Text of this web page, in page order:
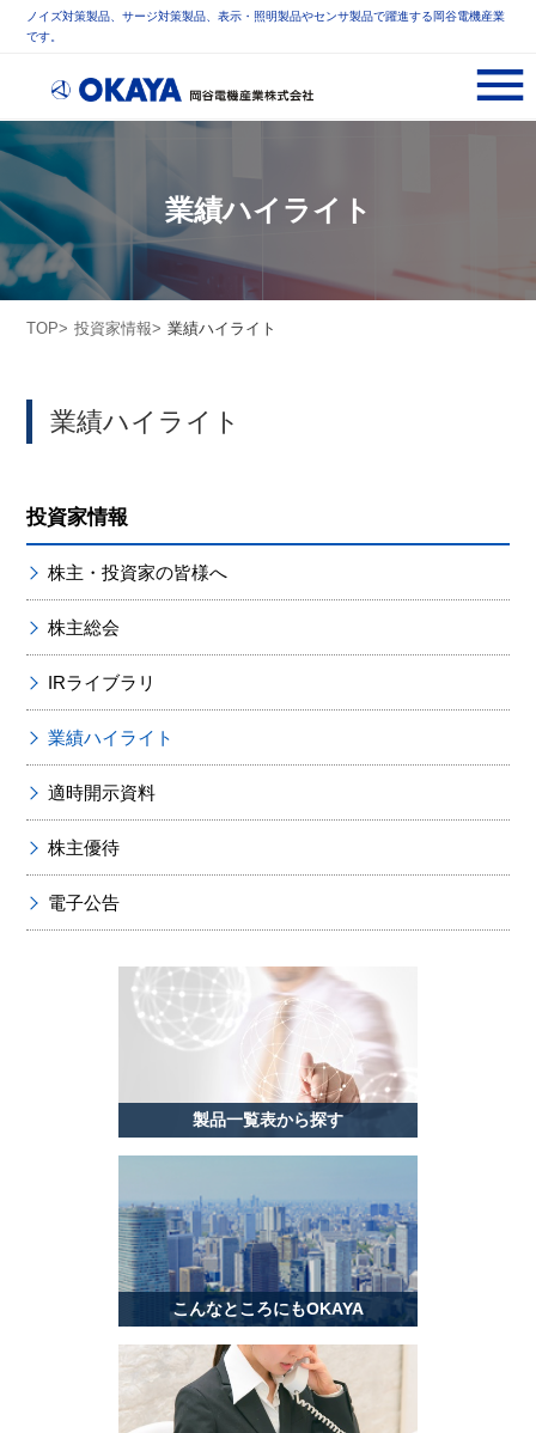
ノイズ対策製品、サージ対策製品、表示・照明製品やセンサ製品で躍進する岡谷電機産業
です。
業績ハイライト
TOP 投資家情報 業績ハイライト
業績ハイライト
投資家情報
株主・投資家の皆様へ
株主総会
IRライブラリ
業績ハイライト
適時開示資料
株主優待
電子公告
製品一覧表から探す
こんなところにもOKAYA